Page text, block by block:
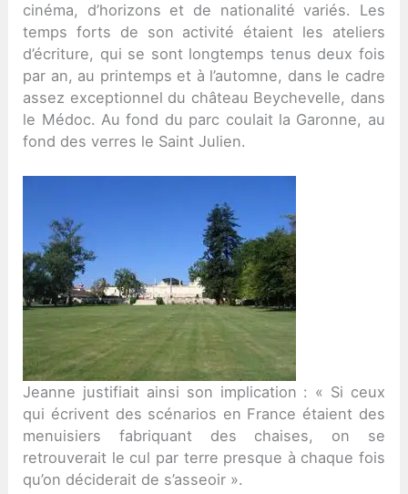
cinéma, d’horizons et de nationalité variés. Les
temps forts de son activité étaient les ateliers
d’écriture, qui se sont longtemps tenus deux fois
par an, au printemps et à l’automne, dans le cadre
assez exceptionnel du château Beychevelle, dans
le Médoc. Au fond du parc coulait la Garonne, au
fond des verres le Saint Julien.
Jeanne justifiait ainsi son implication : « Si ceux
qui écrivent des scénarios en France étaient des
menuisiers fabriquant des chaises, on se
retrouverait le cul par terre presque à chaque fois
qu’on déciderait de s’asseoir ».